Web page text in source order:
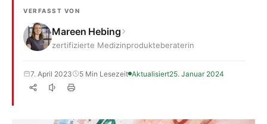
VERFASST VON
Mareen Hebing
zertifizierte Medizinprodukteberaterin
7. April 2023 5 Min Lesezeit Aktualisiert25. Januar 2024